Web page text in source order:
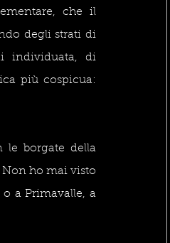
che il
degli strati di
individuata, di
più cospicua:
le borgate della
ho mai visto
a Primavalle, a